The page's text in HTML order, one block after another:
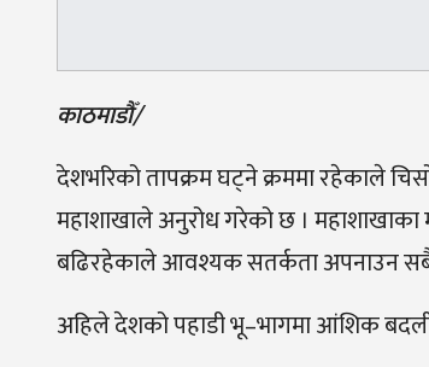
काठमाडौँ/
देशभरिको तापक्रम घट्ने क्रममा रहेकाले
महाशाखाले अनुरोध गरेको छ । महाशाखाका
बढिरहेकाले आवश्यक सतर्कता अपनाउन
अहिले देशको पहाडी भू–भागमा आंशिक